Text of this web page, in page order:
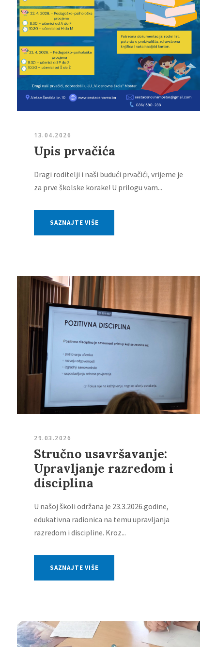
13.04.2026
Upis prvačića
Dragi roditelji i naši budući prvačići, vrijeme je
za prve školske korake! U prilogu vam...
SAZNAJTE VIŠE
29.03.2026
Stručno usavršavanje:
Upravljanje razredom i
disciplina
U našoj školi održana je 23.3.2026.godine,
edukativna radionica na temu upravljanja
razredom i discipline. Kroz...
SAZNAJTE VIŠE